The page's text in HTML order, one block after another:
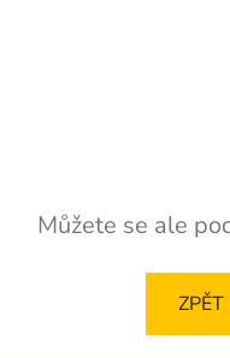
Můžete se ale